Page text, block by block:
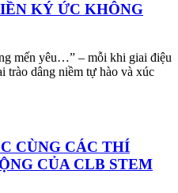
KÝ ỨC KHÔNG
mến yêu…” – mỗi khi giai điệu
trào dâng niềm tự hào và xúc
CÙNG CÁC THÍ
CỦA CLB STEM